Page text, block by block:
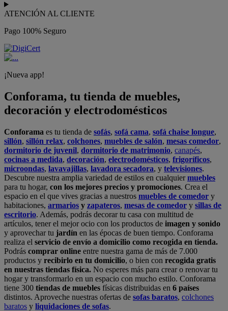
ATENCIÓN AL CLIENTE
Pago 100% Seguro
¡Nueva app!
Conforama, tu tienda de muebles,
decoración y electrodomésticos
Conforama es tu tienda de sofás, sofá cama, sofá chaise longue,
sillón, sillón relax, colchones, muebles de salón, mesas comedor,
dormitorio de juvenil, dormitorio de matrimonio, canapés,
cocinas a medida, decoración, electrodomésticos, frigoríficos,
microondas, lavavajillas, lavadora secadora, y televisiones.
Descubre nuestra amplia variedad de estilos en cualquiermuebles
para tu hogar, con los mejores precios y promociones. Crea el
espacio en el que vives gracias a nuestros muebles de comedor y
habitaciones, armarios y zapateros, mesas de comedor y sillas de
escritorio. Además, podrás decorar tu casa con multitud de
artículos, tener el mejor ocio con los productos de imagen y sonido
y aprovechar tu jardín en las épocas de buen tiempo. Conforama
realiza el servicio de envío a domicilio como recogida en tienda.
Podrás comprar online entre nuestra gama de más de 7.000
productos y recibirlo en tu domicilio, o bien con recogida gratis
en nuestras tiendas física. No esperes más para crear o renovar tu
hogar y transformarlo en un espacio con mucho estilo. Conforama
tiene 300 tiendas de muebles físicas distribuidas en 6 países
distintos. Aproveche nuestras ofertas de sofas baratos, colchones
baratos y liquidaciones de sofas.